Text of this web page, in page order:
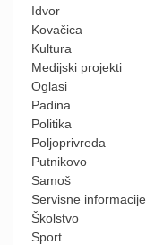
Idvor
Kovačica
Kultura
Medijski projekti
Oglasi
Padina
Politika
Poljoprivreda
Putnikovo
Samoš
Servisne informacije
Školstvo
Sport